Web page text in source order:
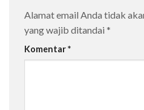
Alamat email Anda tidak
yang wajib ditandai *
Komentar*